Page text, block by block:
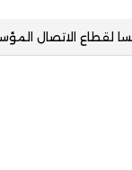
وتستهدف محفظة